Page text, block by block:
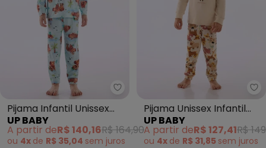
Up Baby - Pijama Infantil
Pijama Infantil Unissex
Térmico Azul
UP BABY
A partir deR$ 140,16R$ 164,90
ou 4x de R$ 35,04 sem juros
Pijama Unissex Infantil
Suedine Bege
UP BABY
A partir deR$ 127,41R$
ou 4x de R$ 31,85 sem juros